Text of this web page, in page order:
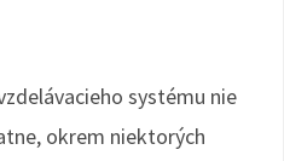
systému nie
okrem niektorých